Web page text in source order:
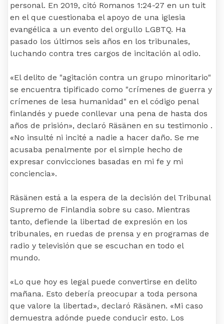
personal. En 2019, citó Romanos 1:24-27 en un tuit
en el que cuestionaba el apoyo de una iglesia
evangélica a un evento del orgullo LGBTQ. Ha
pasado los últimos seis años en los tribunales,
luchando contra tres cargos de incitación al odio.
«El delito de "agitación contra un grupo minoritario"
se encuentra tipificado como "crímenes de guerra y
crímenes de lesa humanidad" en el código penal
finlandés y puede conllevar una pena de hasta dos
años de prisión», declaró Räsänen en su testimonio .
«No insulté ni incité a nadie a hacer daño. Se me
acusaba penalmente por el simple hecho de
expresar convicciones basadas en mi fe y mi
conciencia».
Räsänen está a la espera de la decisión del Tribunal
Supremo de Finlandia sobre su caso. Mientras
tanto, defiende la libertad de expresión en los
tribunales, en ruedas de prensa y en programas de
radio y televisión que se escuchan en todo el
mundo.
«Lo que hoy es legal puede convertirse en delito
mañana. Esto debería preocupar a toda persona
que valore la libertad», declaró Räsänen. «Mi caso
demuestra adónde puede conducir esto. Los